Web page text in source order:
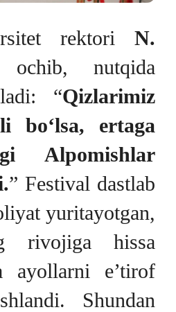
rektori N.
ochib, nutqida
“Qizlarimiz
bo‘lsa, ertaga
Alpomishlar
” Festival dastlab
yuritayotgan,
rivojiga hissa
ayollarni e’tirof
Shundan